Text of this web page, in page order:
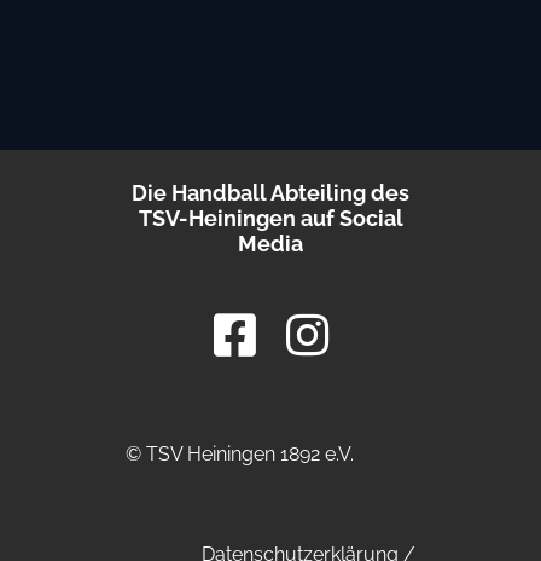
Die Handball Abteiling des
TSV-Heiningen auf Social
Media
© TSV Heiningen 1892 e.V.
Datenschutzerklärung /